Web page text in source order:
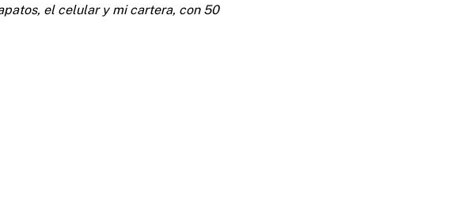
el celular y mi cartera, con 50